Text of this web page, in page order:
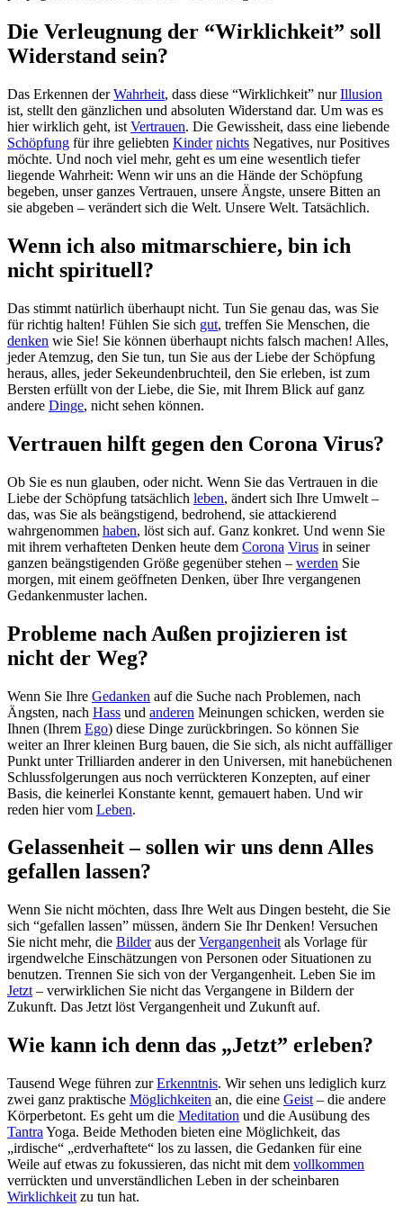
Die Verleugnung der “Wirklichkeit” soll
Widerstand sein?
Das Erkennen derWahrheit, dass diese “Wirklichkeit” nurIllusion
ist, stellt den gänzlichen und absoluten Widerstand dar. Um was es
hier wirklich geht, ist Vertrauen. Die Gewissheit, dass eine liebende
Schöpfung für ihre geliebten Kinder nichts Negatives, nur Positives
möchte. Und noch viel mehr, geht es um eine wesentlich tiefer
liegende Wahrheit: Wenn wir uns an die Hände der Schöpfung
begeben, unser ganzes Vertrauen, unsere Ängste, unsere Bitten an
sie abgeben – verändert sich die Welt. Unsere Welt. Tatsächlich.
Wenn ich also mitmarschiere, bin ich
nicht spirituell?
Das stimmt natürlich überhaupt nicht. Tun Sie genau das, was Sie
für richtig halten! Fühlen Sie sich gut, treffen Sie Menschen, die
denken wie Sie! Sie können überhaupt nichts falsch machen! Alles,
jeder Atemzug, den Sie tun, tun Sie aus der Liebe der Schöpfung
heraus, alles, jeder Sekeundenbruchteil, den Sie erleben, ist zum
Bersten erfüllt von der Liebe, die Sie, mit Ihrem Blick auf ganz
andere Dinge, nicht sehen können.
Vertrauen hilft gegen den Corona Virus?
Ob Sie es nun glauben, oder nicht. Wenn Sie das Vertrauen in die
Liebe der Schöpfung tatsächlich leben, ändert sich Ihre Umwelt –
das, was Sie als beängstigend, bedrohend, sie attackierend
wahrgenommen haben, löst sich auf. Ganz konkret. Und wenn Sie
mit ihrem verhafteten Denken heute dem Corona Virus in seiner
ganzen beängstigenden Größe gegenüber stehen – werden Sie
morgen, mit einem geöffneten Denken, über Ihre vergangenen
Gedankenmuster lachen.
Probleme nach Außen projizieren ist
nicht der Weg?
Wenn Sie Ihre Gedanken auf die Suche nach Problemen, nach
Ängsten, nach Hass und anderen Meinungen schicken, werden sie
Ihnen (Ihrem Ego) diese Dinge zurückbringen. So können Sie
weiter an Ihrer kleinen Burg bauen, die Sie sich, als nicht auffälliger
Punkt unter Trilliarden anderer in den Universen, mit hanebüchenen
Schlussfolgerungen aus noch verrückteren Konzepten, auf einer
Basis, die keinerlei Konstante kennt, gemauert haben. Und wir
reden hier vom Leben.
Gelassenheit – sollen wir uns denn Alles
gefallen lassen?
Wenn Sie nicht möchten, dass Ihre Welt aus Dingen besteht, die Sie
sich “gefallen lassen” müssen, ändern Sie Ihr Denken! Versuchen
Sie nicht mehr, die Bilderaus derVergangenheit als Vorlage für
irgendwelche Einschätzungen von Personen oder Situationen zu
benutzen. Trennen Sie sich von der Vergangenheit. Leben Sie im
Jetzt – verwirklichen Sie nicht das Vergangene in Bildern der
Zukunft. Das Jetzt löst Vergangenheit und Zukunft auf.
Wie kann ich denn das „Jetzt” erleben?
Tausend Wege führen zurErkenntnis. Wir sehen uns lediglich kurz
zwei ganz praktische Möglichkeiten an, die eine Geist – die andere
Körperbetont. Es geht um die Meditation und die Ausübung des
Tantra Yoga. Beide Methoden bieten eine Möglichkeit, das
„irdische“ „erdverhaftete“ los zu lassen, die Gedanken für eine
Weile auf etwas zu fokussieren, das nicht mit dem vollkommen
verrückten und unverständlichen Leben in der scheinbaren
Wirklichkeit zu tun hat.